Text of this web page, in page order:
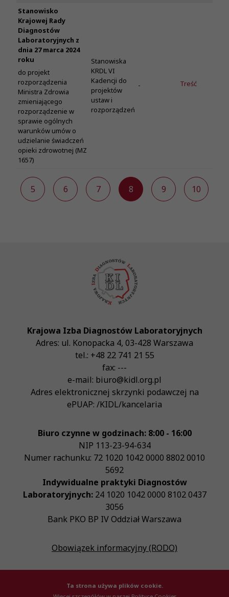
Stanowisko
Krajowej Rady
Diagnostów
Laboratoryjnych z
dnia 27 marca 2024
roku
do projekt
rozporządzenia
Ministra Zdrowia
zmieniającego
rozporządzenie w
sprawie ogólnych
warunków umów o
udzielanie świadczeń
opieki zdrowotnej (MZ
1657)
Stanowiska
KRDL VI
Kadencji do
projektów
ustaw i
rozporządzeń
- Treść
5 6 7 8 9 10
Krajowa Izba Diagnostów Laboratoryjnych
Adres: ul. Konopacka 4, 03-428 Warszawa
tel.: +48 22 741 21 55
fax: ---
e-mail: biuro@kidl.org.pl
Adres elektronicznej skrzynki podawczej na
ePUAP: /KIDL/kancelaria
Biuro czynne w godzinach: 8:00 - 16:00
NIP 113-23-94-634
Numer rachunku: 72 1020 1042 0000 8802 0010
5692
Indywidualne praktyki Diagnostów
Laboratoryjnych:24 1020 1042 0000 8102 0437
3056
Bank PKO BP IV Oddział Warszawa
Obowiązek informacyjny (RODO)
Ta strona używa plików cookie.